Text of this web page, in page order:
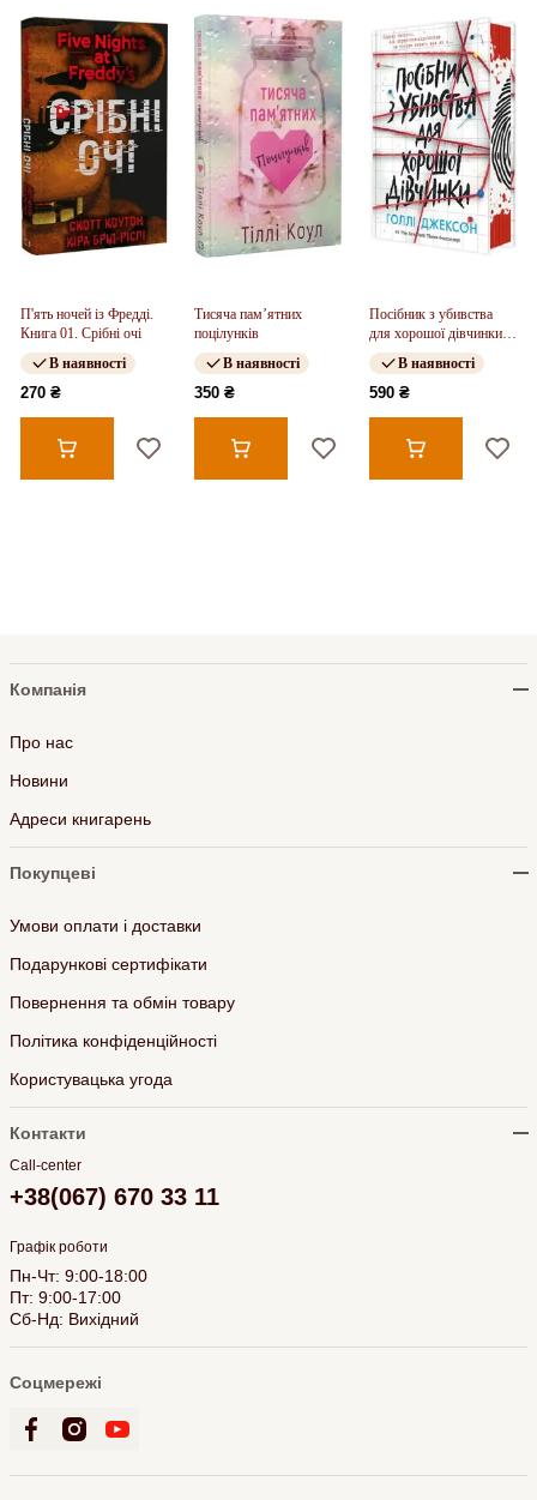
П'ять ночей із Фредді.
Книга 01. Срібні очі
В наявності
270 ₴
Тисяча пам’ятних
поцілунків
В наявності
350 ₴
Посібник з убивства
для хорошої дівчинки.
Книга 01
В наявності
590 ₴
Компанія
Про нас
Новини
Адреси книгарень
Покупцеві
Умови оплати і доставки
Подарункові сертифікати
Повернення та обмін товару
Політика конфіденційності
Користувацька угода
Контакти
Call-center
+38(067) 670 33 11
Графік роботи
Пн-Чт: 9:00-18:00
Пт: 9:00-17:00
Сб-Нд: Вихідний
Соцмережі